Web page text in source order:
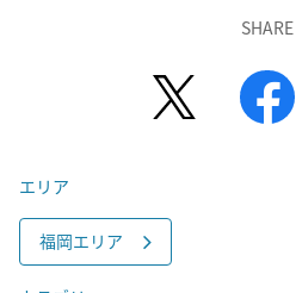
SHARE
エリア
福岡エリア